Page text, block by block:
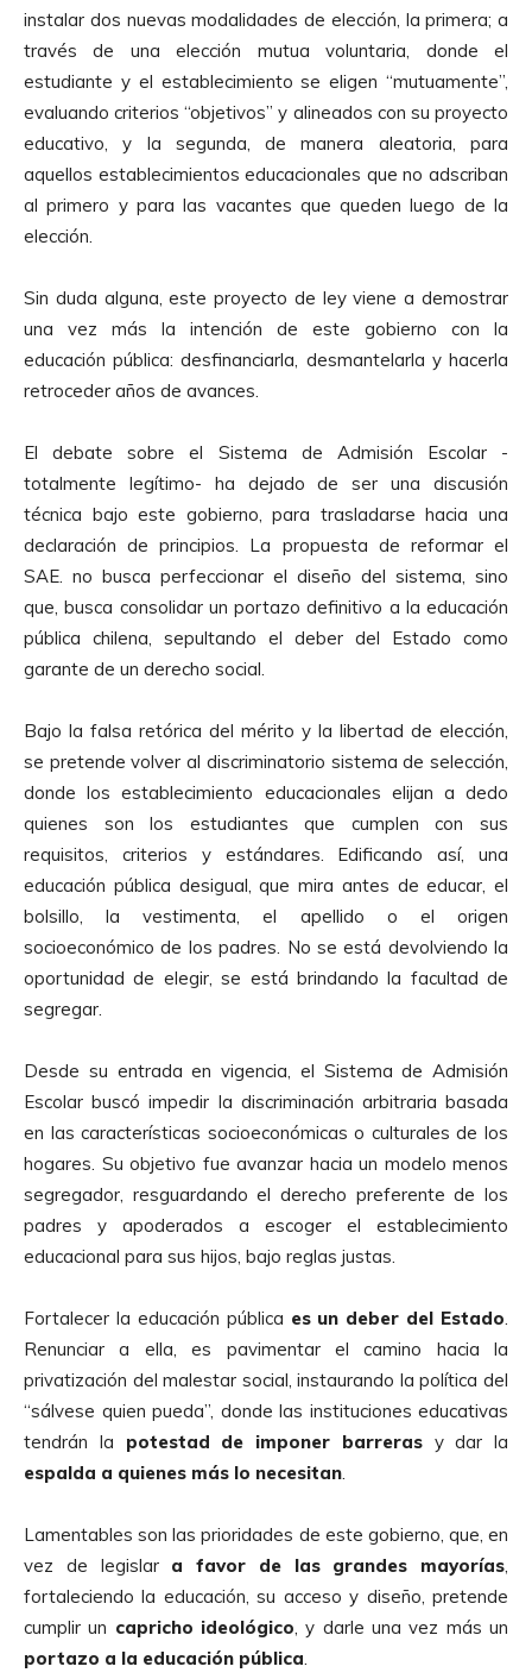
instalar dos nuevas modalidades de elección, la primera; a
través de una elección mutua voluntaria, donde el
estudiante y el establecimiento se eligen “mutuamente”,
evaluando criterios “objetivos” y alineados con su proyecto
educativo, y la segunda, de manera aleatoria, para
aquellos establecimientos educacionales que no adscriban
al primero y para las vacantes que queden luego de la
elección.
Sin duda alguna, este proyecto de ley viene a demostrar
una vez más la intención de este gobierno con la
educación pública: desfinanciarla, desmantelarla y hacerla
retroceder años de avances.
El debate sobre el Sistema de Admisión Escolar -
totalmente legítimo- ha dejado de ser una discusión
técnica bajo este gobierno, para trasladarse hacia una
declaración de principios. La propuesta de reformar el
SAE. no busca perfeccionar el diseño del sistema, sino
que, busca consolidar un portazo definitivo a la educación
pública chilena, sepultando el deber del Estado como
garante de un derecho social.
Bajo la falsa retórica del mérito y la libertad de elección,
se pretende volver al discriminatorio sistema de selección,
donde los establecimiento educacionales elijan a dedo
quienes son los estudiantes que cumplen con sus
requisitos, criterios y estándares. Edificando así, una
educación pública desigual, que mira antes de educar, el
bolsillo, la vestimenta, el apellido o el origen
socioeconómico de los padres. No se está devolviendo la
oportunidad de elegir, se está brindando la facultad de
segregar.
Desde su entrada en vigencia, el Sistema de Admisión
Escolar buscó impedir la discriminación arbitraria basada
en las características socioeconómicas o culturales de los
hogares. Su objetivo fue avanzar hacia un modelo menos
segregador, resguardando el derecho preferente de los
padres y apoderados a escoger el establecimiento
educacional para sus hijos, bajo reglas justas.
Fortalecer la educación pública es un deber del Estado.
Renunciar a ella, es pavimentar el camino hacia la
privatización del malestar social, instaurando la política del
“sálvese quien pueda”, donde las instituciones educativas
tendrán la potestad de imponer barrerasy dar la
espalda a quienes más lo necesitan.
Lamentables son las prioridades de este gobierno, que, en
vez de legislar a favor de las grandes mayorías,
fortaleciendo la educación, su acceso y diseño, pretende
cumplir un capricho ideológico, y darle una vez más un
portazo a la educación pública.